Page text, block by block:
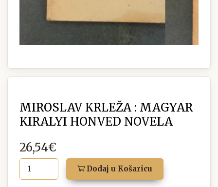
MIROSLAV KRLEŽA : MAGYAR
KIRALYI HONVED NOVELA
26,54€
Dodaj u Košaricu